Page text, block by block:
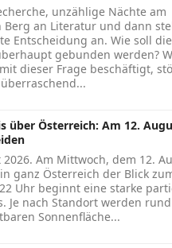
unzählige Nächte am
Berg an Literatur und dann
Entscheidung an. Wie soll
gebunden werden?
dieser Frage beschäftigt,
über Österreich: Am 12.
2026. Am Mittwoch, dem 12.
ganz Österreich der Blick
Uhr beginnt eine starke
Je nach Standort werden
Sonnenfläche...